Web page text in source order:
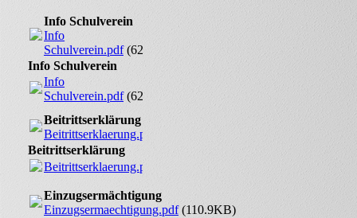
Info Schulverein
Info
Schulverein.pdf(62.13KB)
Info Schulverein
Info
Schulverein.pdf(62.13KB)
Beitrittserklärung
Beitrittserklaerung.pdf
(133.23KB)
Beitrittserklärung
Beitrittserklaerung.pdf
Einzugsermächtigung
Einzugsermaechtigung.pdf(110.9KB)